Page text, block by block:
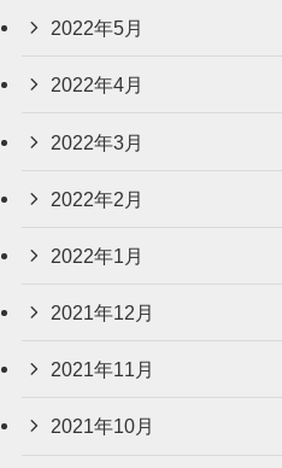
2022年5月
2022年4月
2022年3月
2022年2月
2022年1月
2021年12月
2021年11月
2021年10月